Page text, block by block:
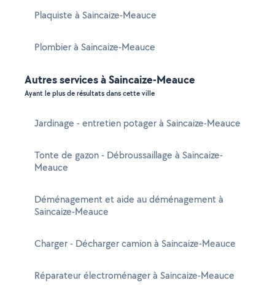
Plaquiste à Saincaize-Meauce
Plombier à Saincaize-Meauce
Autres services à Saincaize-Meauce
Ayant le plus de résultats dans cette ville
Jardinage - entretien potager à Saincaize-Meauce
Tonte de gazon - Débroussaillage à Saincaize-
Meauce
Déménagement et aide au déménagement à
Saincaize-Meauce
Charger - Décharger camion à Saincaize-Meauce
Réparateur électroménager à Saincaize-Meauce